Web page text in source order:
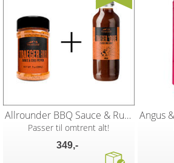
Allrounder BBQ Sauce & Rub - Traeger
Passer til omtrent alt!
349,-